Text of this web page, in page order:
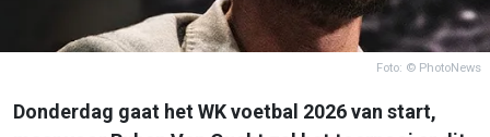
Foto: © PhotoNews
Donderdag gaat het WK voetbal 2026 van start,